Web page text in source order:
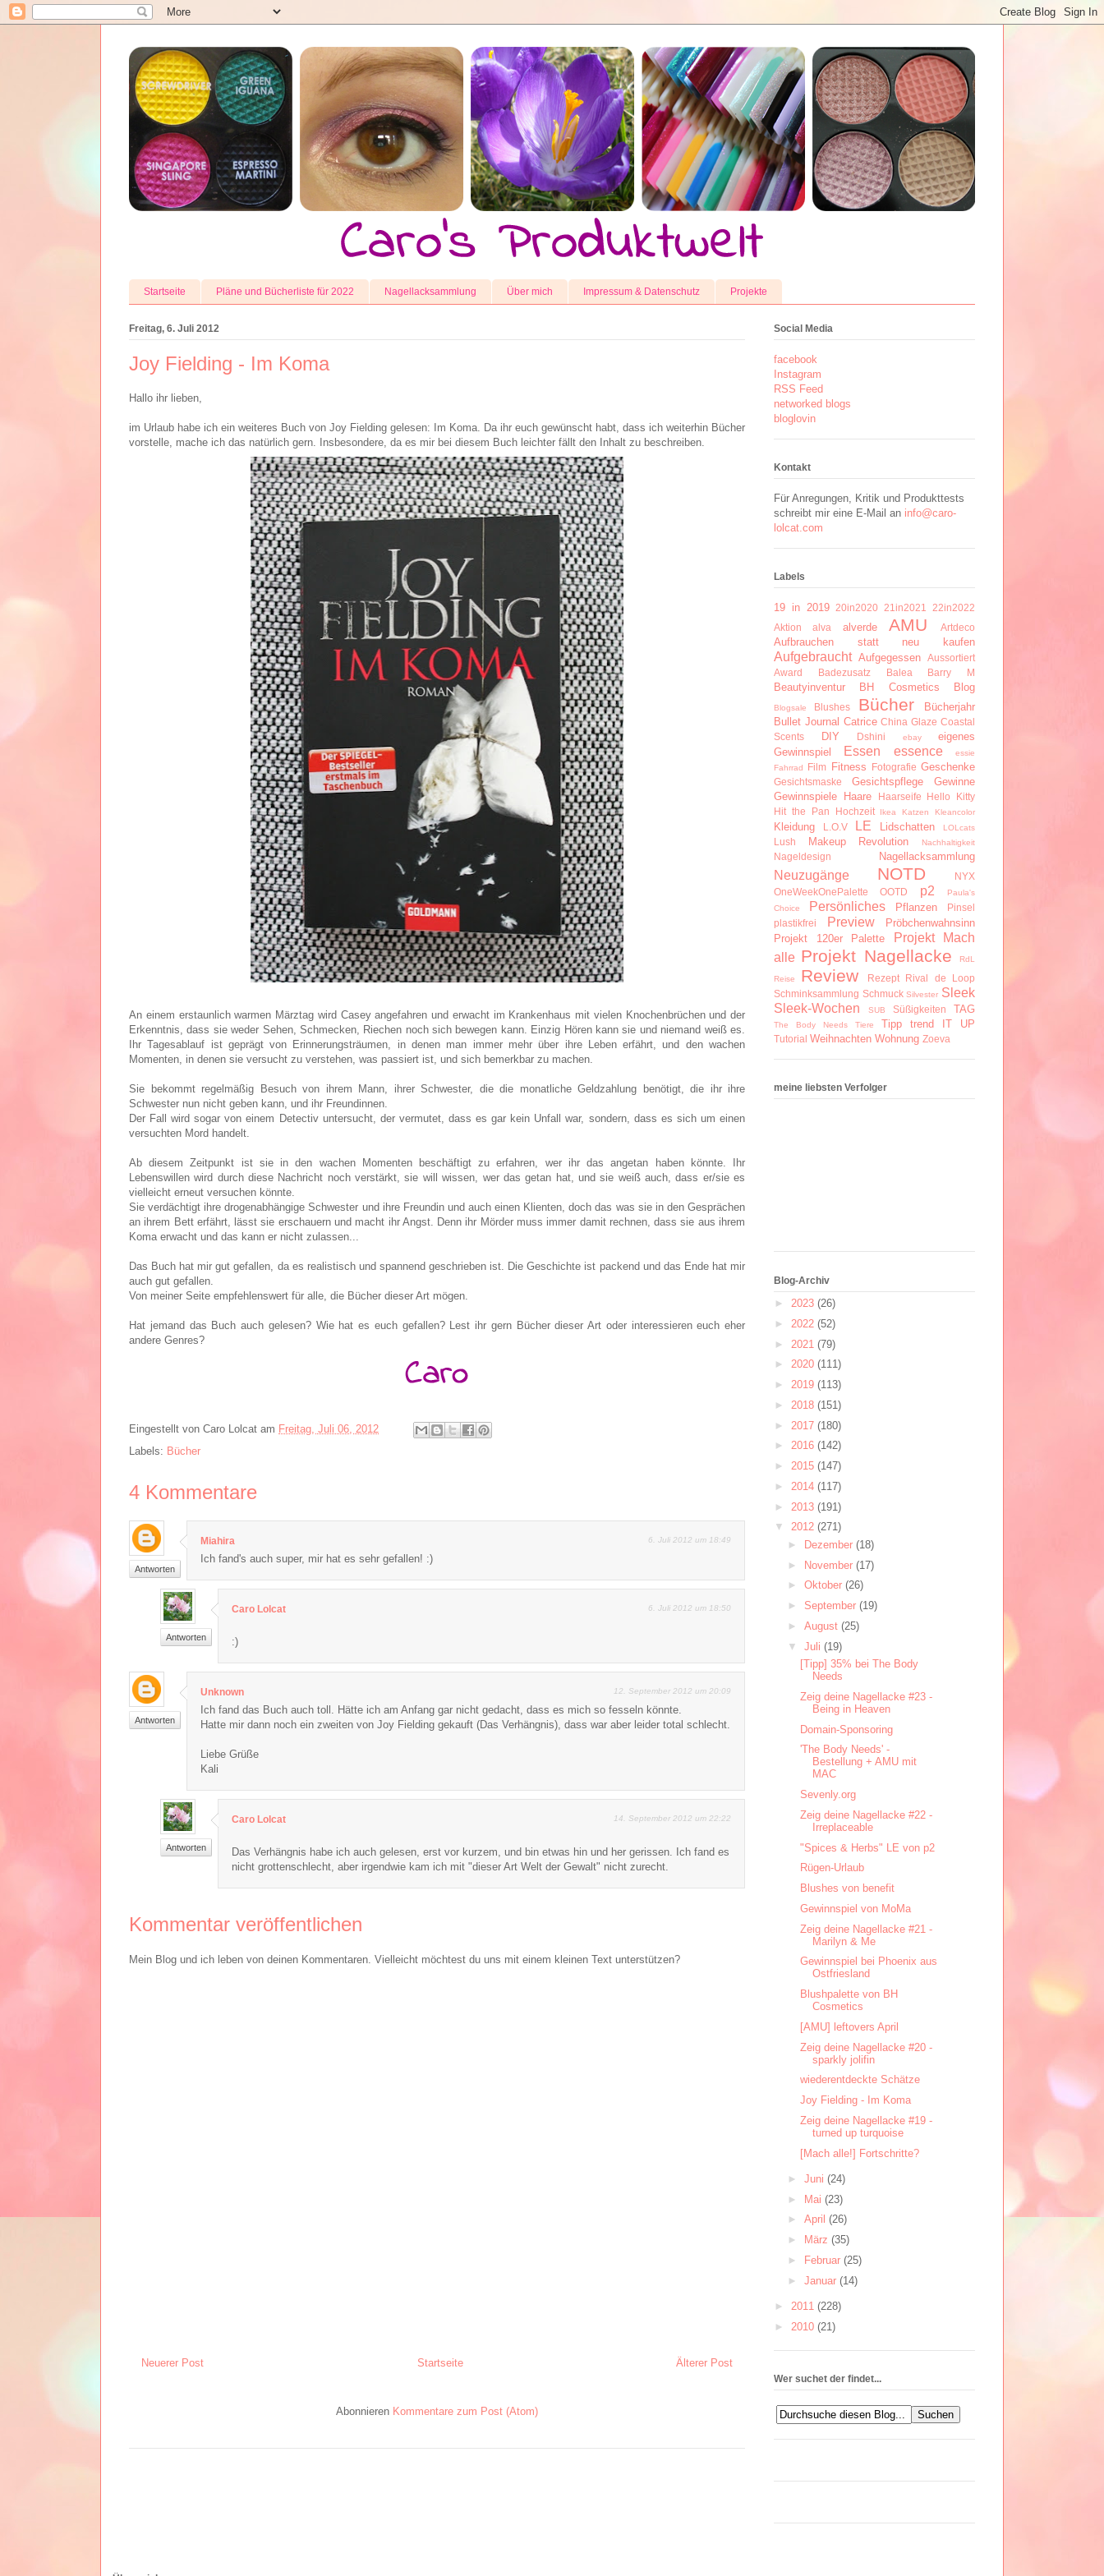
Startseite Pläne und Bücherliste für 2022 Nagellacksammlung Über mich Impressum & Datenschutz Projekte
Freitag, 6. Juli 2012
Joy Fielding - Im Koma
Hallo ihr lieben,
im Urlaub habe ich ein weiteres Buch von Joy Fielding gelesen: Im Koma. Da ihr euch gewünscht habt, dass ich weiterhin Bücher
vorstelle, mache ich das natürlich gern. Insbesondere, da es mir bei diesem Buch leichter fällt den Inhalt zu beschreiben.
An einem erstaunlich warmen Märztag wird Casey angefahren und erwacht im Krankenhaus mit vielen Knochenbrüchen und der
Erkenntnis, dass sie weder Sehen, Schmecken, Riechen noch sich bewegen kann. Einzig Hören kann sie und niemand weiß es.
Ihr Tagesablauf ist geprägt von Erinnerungsträumen, in denen man immer mehr über ihre Leben erfährt, und den wachen
Momenten, in denen sie versucht zu verstehen, was passiert ist, und sich bemerkbar zu machen.
Sie bekommt regelmäßig Besuch von ihrem Mann, ihrer Schwester, die die monatliche Geldzahlung benötigt, die ihr ihre
Schwester nun nicht geben kann, und ihr Freundinnen.
Der Fall wird sogar von einem Detectiv untersucht, der vermutet, dass es gar kein Unfall war, sondern, dass es sich um einen
versuchten Mord handelt.
Ab diesem Zeitpunkt ist sie in den wachen Momenten beschäftigt zu erfahren, wer ihr das angetan haben könnte. Ihr
Lebenswillen wird durch diese Nachricht noch verstärkt, sie will wissen, wer das getan hat, und sie weiß auch, dass er/sie es
vielleicht erneut versuchen könnte.
Sie verdächtigt ihre drogenabhängige Schwester und ihre Freundin und auch einen Klienten, doch das was sie in den Gesprächen
an ihrem Bett erfährt, lässt sie erschauern und macht ihr Angst. Denn ihr Mörder muss immer damit rechnen, dass sie aus ihrem
Koma erwacht und das kann er nicht zulassen...
Das Buch hat mir gut gefallen, da es realistisch und spannend geschrieben ist. Die Geschichte ist packend und das Ende hat mir
auch gut gefallen.
Von meiner Seite empfehlenswert für alle, die Bücher dieser Art mögen.
Hat jemand das Buch auch gelesen? Wie hat es euch gefallen? Lest ihr gern Bücher dieser Art oder interessieren euch eher
andere Genres?
Eingestellt von Caro Lolcat am Freitag, Juli 06, 2012
Labels: Bücher
4 Kommentare
Antworten
Miahira 6. Juli 2012 um 18:49
Ich fand's auch super, mir hat es sehr gefallen! :)
Antworten
Caro Lolcat 6. Juli 2012 um 18:50
:)
Antworten
Unknown 12. September 2012 um 20:09
Ich fand das Buch auch toll. Hätte ich am Anfang gar nicht gedacht, dass es mich so fesseln könnte.
Hatte mir dann noch ein zweiten von Joy Fielding gekauft (Das Verhängnis), dass war aber leider total schlecht.
Liebe Grüße
Kali
Antworten
Caro Lolcat 14. September 2012 um 22:22
Das Verhängnis habe ich auch gelesen, erst vor kurzem, und bin etwas hin und her gerissen. Ich fand es
nicht grottenschlecht, aber irgendwie kam ich mit "dieser Art Welt der Gewalt" nicht zurecht.
Kommentar veröffentlichen
Mein Blog und ich leben von deinen Kommentaren. Vielleicht möchtest du uns mit einem kleinen Text unterstützen?
Neuerer Post Älterer Post
Startseite
Abonnieren Kommentare zum Post (Atom)
Social Media
facebook
Instagram
RSS Feed
networked blogs
bloglovin
Kontakt
Für Anregungen, Kritik und Produkttests
schreibt mir eine E-Mail an info@caro-
lolcat.com
Labels
19 in 2019 20in2020 21in2021
22in2022
Aktion
alva alverde AMU Artdeco
Aufbrauchen statt neu kaufen
Aufgebraucht Aufgegessen
Aussortiert
Award
Badezusatz Balea Barry M
Beautyinventur BH Cosmetics Blog
Blogsale Blushes Bücher
Bücherjahr
Bullet Journal Catrice China Glaze Coastal
Scents
DIY Dshini ebay
eigenes
Gewinnspiel
Essen essence
essie
Fahrrad
Film Fitness Fotografie Geschenke
Gesichtsmaske Gesichtspflege
Gewinne
Gewinnspiele
Haare Haarseife
Hello Kitty
Hit the Pan
Hochzeit Ikea Katzen Kleancolor
Kleidung L.O.V LE Lidschatten LOLcats
Lush Makeup Revolution Nachhaltigkeit
Nageldesign Nagellacksammlung
Neuzugänge NOTD
NYX
OneWeekOnePalette
OOTD p2
Paula's
Choice
Persönliches Pflanzen
Pinsel
plastikfrei
Preview
Pröbchenwahnsinn
Projekt 120er Palette
Projekt Mach
alle Projekt Nagellacke RdL
Reise Review Rezept
Rival de Loop
Schminksammlung Schmuck Silvester Sleek
Sleek-Wochen
SUB Süßigkeiten TAG
The Body Needs Tiere Tipp trend IT UP
Tutorial Weihnachten Wohnung Zoeva
meine liebsten Verfolger
Blog-Archiv
► 2023 (26)
► 2022 (52)
► 2021 (79)
► 2020 (111)
► 2019 (113)
► 2018 (151)
► 2017 (180)
► 2016 (142)
► 2015 (147)
► 2014 (117)
► 2013 (191)
▼ 2012 (271)
►
Dezember (18)
► November (17)
► Oktober (26)
► September (19)
► August (25)
▼ Juli (19)
[Tipp] 35% bei The Body
Needs
Zeig deine Nagellacke #23 -
Being in Heaven
Domain-Sponsoring
'The Body Needs' -
Bestellung + AMU mit
MAC
Sevenly.org
Zeig deine Nagellacke #22 -
Irreplaceable
"Spices & Herbs" LE von p2
Rügen-Urlaub
Blushes von benefit
Gewinnspiel von MoMa
Zeig deine Nagellacke #21 -
Marilyn & Me
Gewinnspiel bei Phoenix aus
Ostfriesland
Blushpalette von BH
Cosmetics
[AMU] leftovers April
Zeig deine Nagellacke #20 -
sparkly jolifin
wiederentdeckte Schätze
Joy Fielding - Im Koma
Zeig deine Nagellacke #19 -
turned up turquoise
[Mach alle!] Fortschritte?
► Juni (24)
► Mai (23)
► April (26)
►
März (35)
►
Februar (25)
► Januar (14)
► 2011 (228)
► 2010 (21)
Wer suchet der findet...